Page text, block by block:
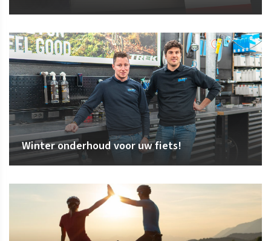
Winter onderhoud voor uw fiets!